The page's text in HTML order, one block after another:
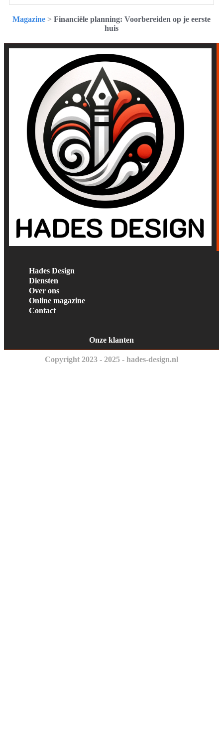
Magazine > Financiële planning: Voorbereiden op je eerste
huis
Hades Design
Diensten
Over ons
Online magazine
Contact
Onze klanten
Copyright 2023 - 2025 - hades-design.nl